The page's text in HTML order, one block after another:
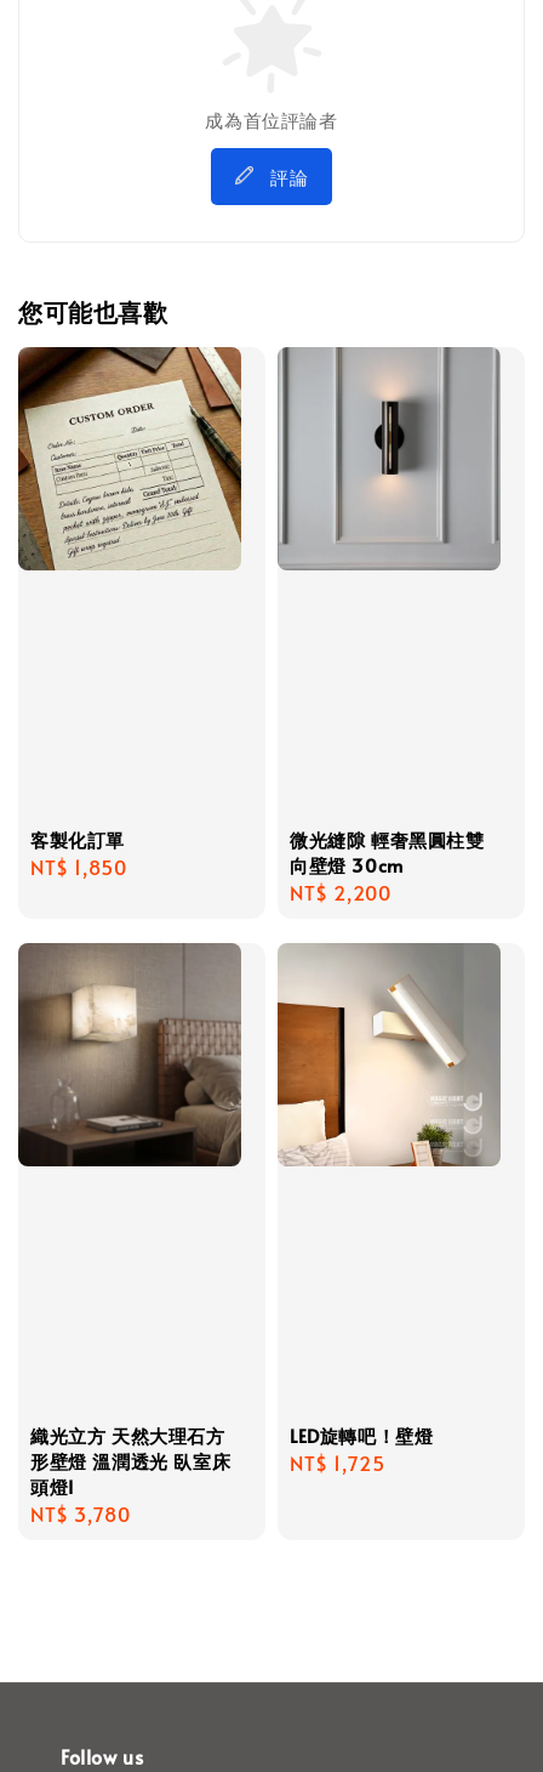
成為首位評論者
評論
您可能也喜歡
客製化訂單
Regular
NT$ 1,850
微光縫隙 輕奢黑圓柱雙
向壁燈 30cm
Regular
NT$ 2,200
織光立方 天然大理石方
形壁燈 溫潤透光 臥室床
頭燈I
Regular
NT$ 3,780
LED旋轉吧！壁燈
Regular
NT$ 1,725
Follow us